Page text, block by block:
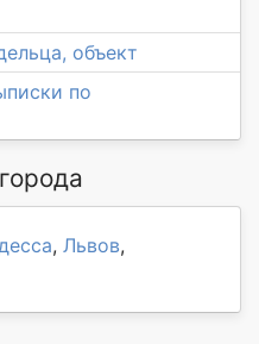
объект
по
, Львов,